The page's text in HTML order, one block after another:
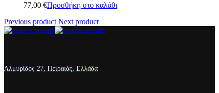
77,00 €Προσθήκη στο καλάθι
Previous product Next product
Αλμυρίδος 27, Πειραιάς, Ελλάδα